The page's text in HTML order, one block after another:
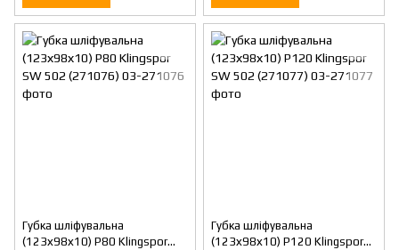
Губка шліфувальна
(123х98х10) P80 Klingspor
Губка шліфувальна
(123х98х10) P120 Klingspor